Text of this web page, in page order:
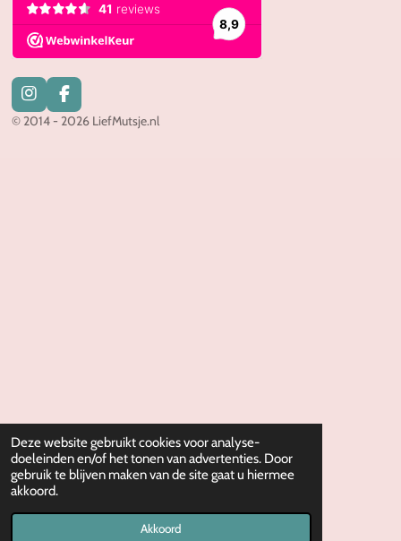
Deze website gebruikt cookies voor analyse-
doeleinden en/of het tonen van advertenties. Door
gebruik te blijven maken van de site gaat u hiermee
akkoord.
Akkoord
I
n
F
a
© 2014 - 2026 LiefMutsje.nl